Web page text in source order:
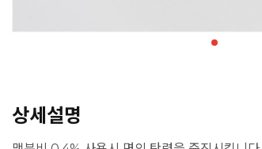
상세설명